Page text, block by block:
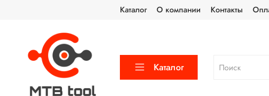
Каталог О компании Контакты
Каталог